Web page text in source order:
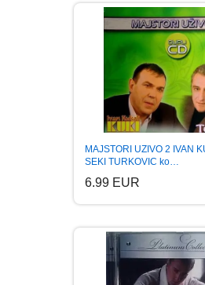
MAJSTORI UZIVO 2 IVAN
SEKI TURKOVIC ko…
6.99 EUR